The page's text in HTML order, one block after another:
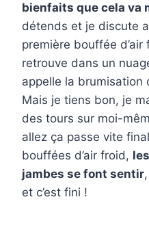
bienfaits que cela va
détends et je discute
première bouffée
retrouve dans un
appelle la brumisation
Mais je tiens bon, je
des tours sur moi-
allez ça passe vite
bouffées d’air froid,
jambes se font sentir
et c’est fini !